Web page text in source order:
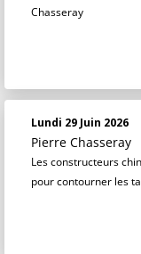
Chasseray
Lundi 29 Juin 2026
Pierre Chasseray
Les constructeurs
pour contourner les